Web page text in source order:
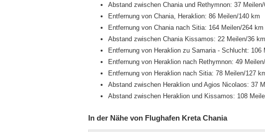
Abstand zwischen Chania und Rethymnon: 37
Entfernung von Chania, Heraklion: 86 Meilen/140 km
Entfernung von Chania nach Sitia: 164 Meilen/264 km
Abstand zwischen Chania Kissamos: 22 Meilen/36 km
Entfernung von Heraklion zu Samaria - Schlucht: 106
Entfernung von Heraklion nach Rethymnon: 49
Entfernung von Heraklion nach Sitia: 78 Meilen/127
Abstand zwischen Heraklion und Agios Nicolaos: 37
Abstand zwischen Heraklion und Kissamos: 108
In der Nähe von Flughafen Kreta Chania